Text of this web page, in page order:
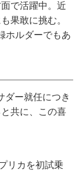
で活躍中。近
果敢に挑む。
ホルダーでもあ
ダー就任につき
共に、この喜
リカを初試乗